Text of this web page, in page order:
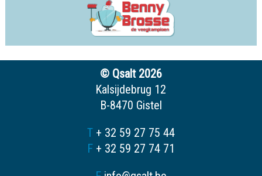
© Qsalt 2026
Kalsijdebrug 12
B-8470 Gistel
T + 32 59 27 75 44
F+ 32 59 27 74 71